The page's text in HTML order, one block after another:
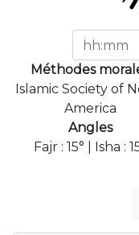
Méthodes
Islamic Society of
America
Angles
Fajr : 15° | Isha :